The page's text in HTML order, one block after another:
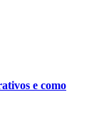
e como